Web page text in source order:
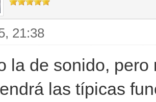
21:38
la de sonido,
las típicas